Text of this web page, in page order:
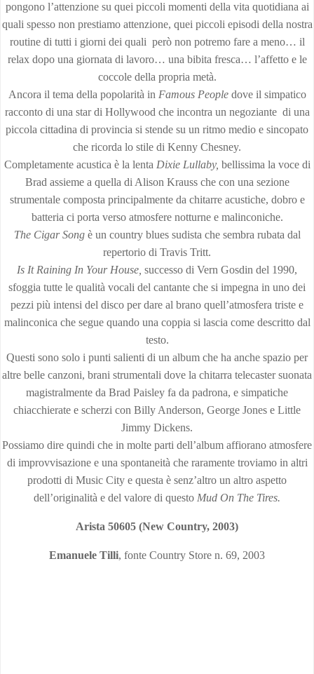
pongono l’attenzione su quei piccoli momenti della vita quotidiana ai
quali spesso non prestiamo attenzione, quei piccoli episodi della nostra
routine di tutti i giorni dei quali però non potremo fare a meno… il
relax dopo una giornata di lavoro… una bibita fresca… l’affetto e le
coccole della propria metà.
Ancora il tema della popolarità in Famous People dove il simpatico
racconto di una star di Hollywood che incontra un negoziante di una
piccola cittadina di provincia si stende su un ritmo medio e sincopato
che ricorda lo stile di Kenny Chesney.
Completamente acustica è la lenta Dixie Lullaby, bellissima la voce di
Brad assieme a quella di Alison Krauss che con una sezione
strumentale composta principalmente da chitarre acustiche, dobro e
batteria ci porta verso atmosfere notturne e malinconiche.
The Cigar Song è un country blues sudista che sembra rubata dal
repertorio di Travis Tritt.
Is It Raining In Your House, successo di Vern Gosdin del 1990,
sfoggia tutte le qualità vocali del cantante che si impegna in uno dei
pezzi più intensi del disco per dare al brano quell’atmosfera triste e
malinconica che segue quando una coppia si lascia come descritto dal
testo.
Questi sono solo i punti salienti di un album che ha anche spazio per
altre belle canzoni, brani strumentali dove la chitarra telecaster suonata
magistralmente da Brad Paisley fa da padrona, e simpatiche
chiacchierate e scherzi con Billy Anderson, George Jones e Little
Jimmy Dickens.
Possiamo dire quindi che in molte parti dell’album affiorano atmosfere
di improvvisazione e una spontaneità che raramente troviamo in altri
prodotti di Music City e questa è senz’altro un altro aspetto
dell’originalità e del valore di questo Mud On The Tires.
Arista 50605 (New Country, 2003)
Emanuele Tilli, fonte Country Store n. 69, 2003